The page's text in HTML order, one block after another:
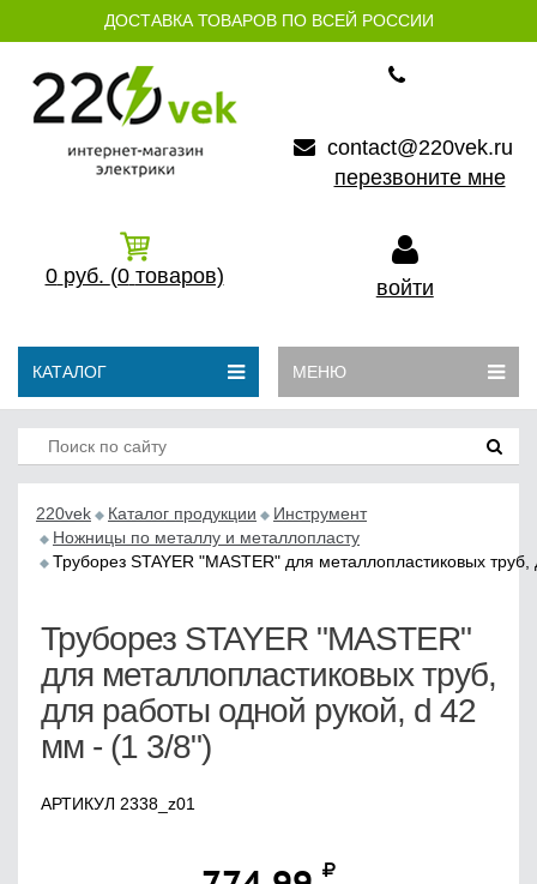
ДОСТАВКА ТОВАРОВ ПО ВСЕЙ РОССИИ
contact@220vek.ru
перезвоните мне
0 руб. (0 товаров) войти
КАТАЛОГ МЕНЮ
220vek Каталог продукции
Инструмент
Ножницы по металлу и металлопласту
Труборез STAYER "MASTER" для металлопластиковых
Труборез STAYER "MASTER"
для металлопластиковых труб,
для работы одной рукой, d 42
мм - (1 3/8")
АРТИКУЛ 2338_z01